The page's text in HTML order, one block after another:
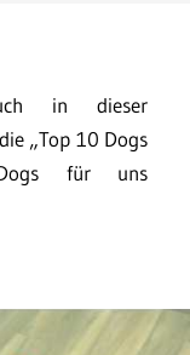
in dieser
„Top 10 Dogs
für uns